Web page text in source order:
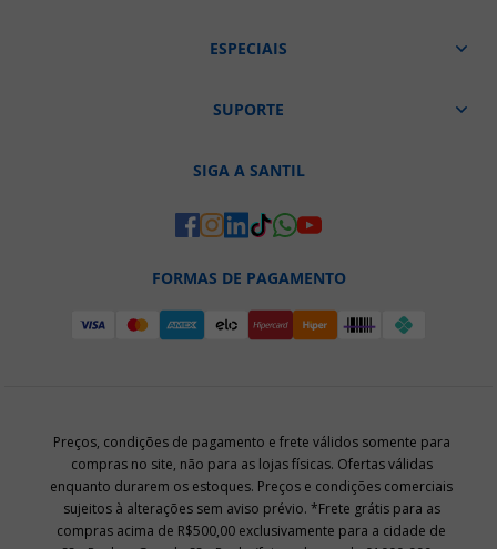
ESPECIAIS
SUPORTE
SIGA A SANTIL
FORMAS DE PAGAMENTO
Preços, condições de pagamento e frete válidos somente para
compras no site, não para as lojas físicas. Ofertas válidas
enquanto durarem os estoques. Preços e condições comerciais
sujeitos à alterações sem aviso prévio. *Frete grátis para as
compras acima de R$500,00 exclusivamente para a cidade de